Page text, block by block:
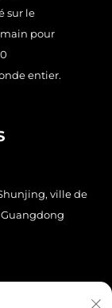
sur le
pour
entier.
ville de